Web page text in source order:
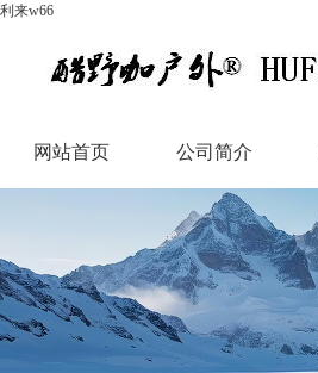
利来w66
网站首页 公司简介
公司简介